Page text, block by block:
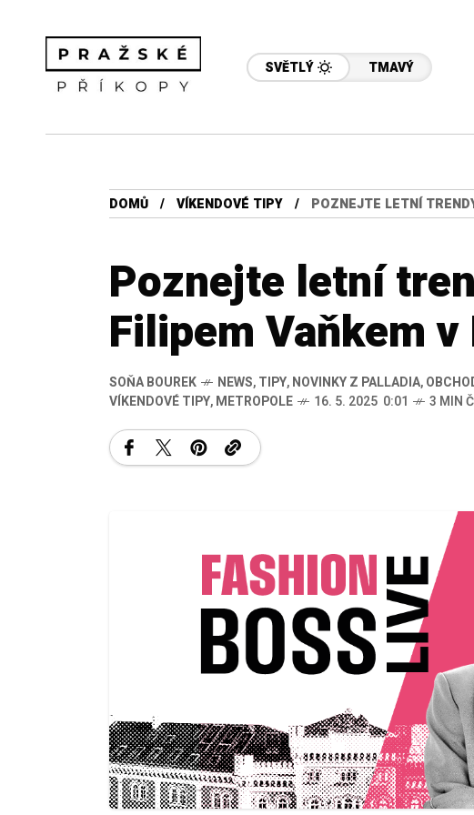
SVĚTLÝ TMAVÝ
DOMŮ VÍKENDOVÉ TIPY POZNEJTE LETNÍ
Poznejte letní
Filipem Vaňkem
SOŇA BOUREK NEWS,TIPY,NOVINKY Z PALLADIA,
VÍKENDOVÉ TIPY,METROPOLE 16. 5. 2025 0:01 3 MIN